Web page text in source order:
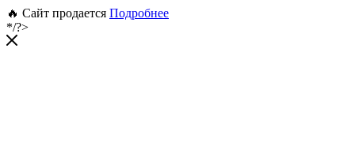
🔥 Сайт продается Подробнее
*/?>